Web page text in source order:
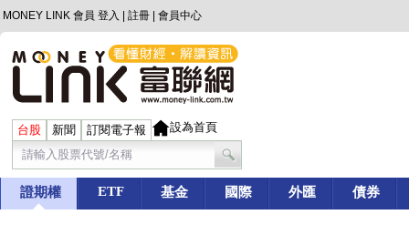
MONEY LINK 會員 登入 註冊 會員中心
台股 新聞 訂閱電子報 設為首頁
證期權 ETF 基金 國際 外匯 債券